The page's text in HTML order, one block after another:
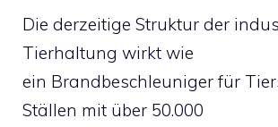
Die derzeitige Struktur der
Tierhaltung wirkt wie
ein Brandbeschleuniger für
Ställen mit über 50.000